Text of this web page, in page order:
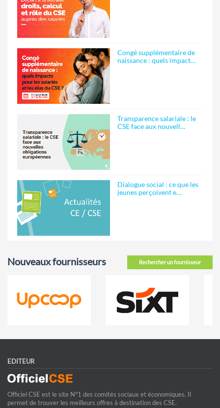
Congé supplémentaire de
naissance : quels impact…
Transparence salariale : le
CSE face aux nouvell…
Dialogue social : ce que les
jeunes perçoivent e…
Rechercher un fournisseur
Nouveaux fournisseurs
EDITEUR
Officiel CSE est le site N°1 des comités sociaux et économiques. Il
permet de trouver les meilleurs offres à destination des CSE.